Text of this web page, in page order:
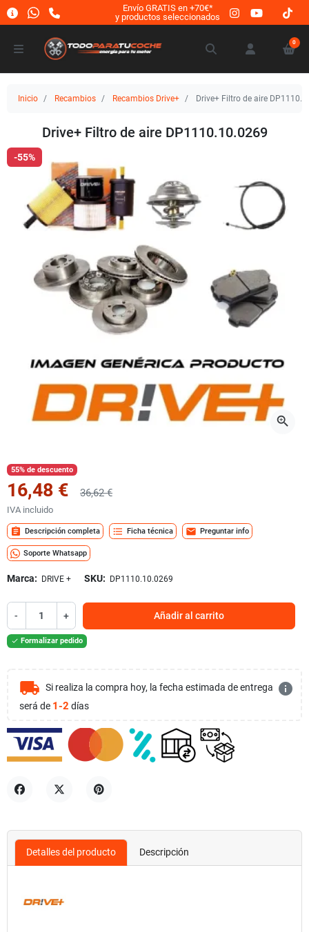
Envío GRATIS en +70€*
y productos seleccionados
0
Inicio Recambios Recambios Drive+ Drive+ Filtro de aire
Drive+ Filtro de aire DP1110.10.0269
-55%
zoom_in
55% de descuento
16,48 € 36,62 €
IVA incluido
assignment Descripción completa format_list_bulleted Ficha técnica mail Preguntar info
Soporte Whatsapp
Marca: DRIVE + SKU: DP1110.10.0269
- + Añadir al carrito
 Formalizar pedido
local_shipping Si realiza la compra hoy, la fecha estimada de entrega
será de 1-2 días
info
Detalles del producto Descripción